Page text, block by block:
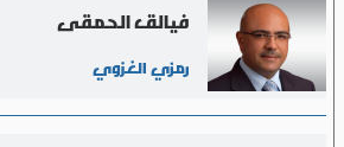
فيالق الحمقى
رمزي الغزوي